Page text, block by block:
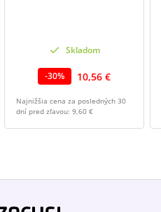
Skladom
-30% 10,56 €
Najnižšia cena za posledných 30
dní pred zľavou: 9,60 €